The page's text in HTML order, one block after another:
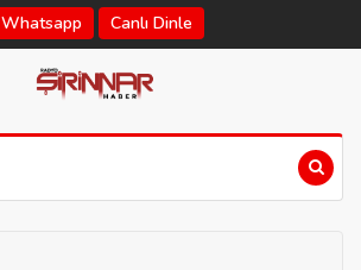
Whatsapp Canlı Dinle